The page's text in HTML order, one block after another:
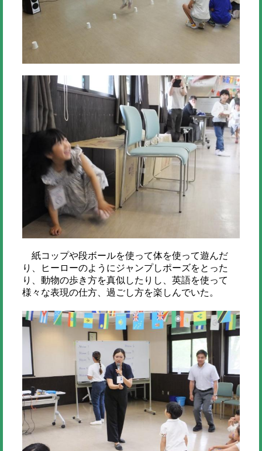
紙コップや段ボールを使って体を使って遊んだ
り、ヒーローのようにジャンプしポーズをとった
り、動物の歩き方を真似したりし、英語を使って
様々な表現の仕方、過ごし方を楽しんでいた。